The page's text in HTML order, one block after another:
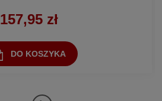
157,95 zł
DO KOSZYKA